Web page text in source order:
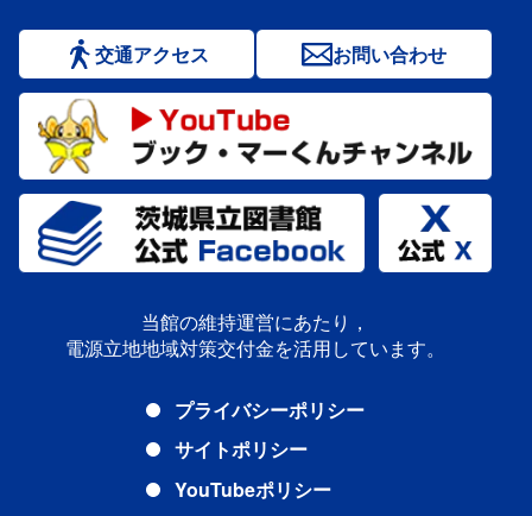
交通アクセス お問い合わせ
当館の維持運営にあたり，
電源立地地域対策交付金を活用しています。
プライバシーポリシー
サイトポリシー
YouTubeポリシー